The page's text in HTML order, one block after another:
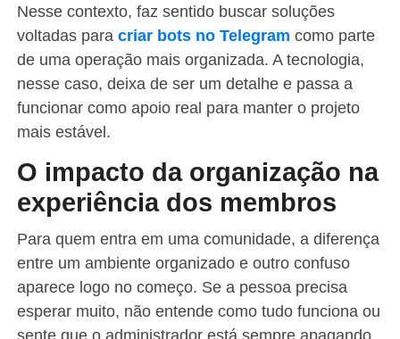
Nesse contexto, faz sentido buscar soluções
voltadas para criar bots no Telegram como parte
de uma operação mais organizada. A tecnologia,
nesse caso, deixa de ser um detalhe e passa a
funcionar como apoio real para manter o projeto
mais estável.
O impacto da organização na
experiência dos membros
Para quem entra em uma comunidade, a diferença
entre um ambiente organizado e outro confuso
aparece logo no começo. Se a pessoa precisa
esperar muito, não entende como tudo funciona ou
sente que o administrador está sempre apagando